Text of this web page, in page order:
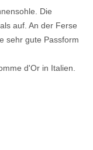
Die
auf. An der Ferse
sehr gute Passform
d'Or in Italien.